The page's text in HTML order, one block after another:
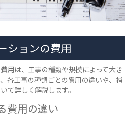
ションの費用
用は、工事の種類や規模によって大き
各工事の種類ごとの費用の違いや、補
て詳しく解説します。
費用の違い